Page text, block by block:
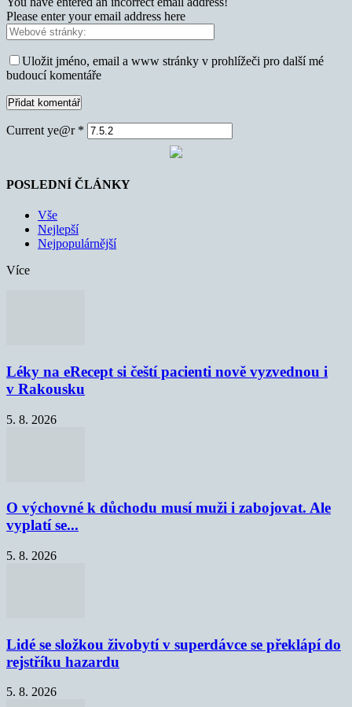
Please enter your email address here
Uložit jméno, email a www stránky v prohlížeči pro další mé
budoucí komentáře
Current ye@r *
POSLEDNÍ ČLÁNKY
Vše
Nejlepší
Nejpopulárnější
Více
Léky na eRecept si čeští pacienti nově vyzvednou i
v Rakousku
5. 8. 2026
O výchovné k důchodu musí muži i zabojovat. Ale
vyplatí se...
5. 8. 2026
Lidé se složkou živobytí v superdávce se překlápí do
rejstříku hazardu
5. 8. 2026